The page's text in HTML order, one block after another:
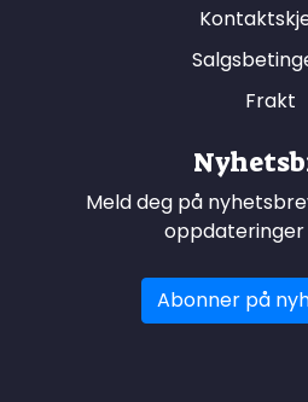
Frakt
Meld deg på
oppdateringer
Abonner på